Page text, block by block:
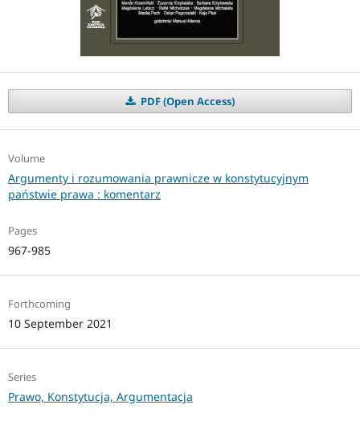
PDF (Open Access)
Volume
Argumenty i rozumowania prawnicze w konstytucyjnym
państwie prawa : komentarz
Pages
967-985
Forthcoming
10 September 2021
Series
Prawo, Konstytucja, Argumentacja